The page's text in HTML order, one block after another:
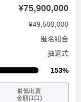
¥75,900,000
¥49,500,000
匿名組合
抽選式
153%
最低出資
金額(1口)